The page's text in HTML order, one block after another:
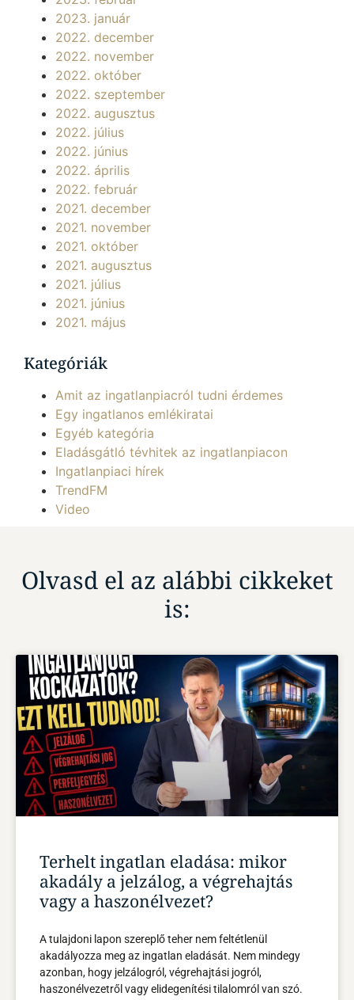
2023. január
2022. december
2022. november
2022. október
2022. szeptember
2022. augusztus
2022. július
2022. június
2022. április
2022. február
2021. december
2021. november
2021. október
2021. augusztus
2021. július
2021. június
2021. május
Kategóriák
Amit az ingatlanpiacról tudni érdemes
Egy ingatlanos emlékiratai
Egyéb kategória
Eladásgátló tévhitek az ingatlanpiacon
Ingatlanpiaci hírek
TrendFM
Video
Olvasd el az alábbi cikkeket
is:
Terhelt ingatlan eladása: mikor
akadály a jelzálog, a végrehajtás
vagy a haszonélvezet?
A tulajdoni lapon szereplő teher nem feltétlenül
akadályozza meg az ingatlan eladását. Nem mindegy
azonban, hogy jelzálogról, végrehajtási jogról,
haszonélvezetről vagy elidegenítési tilalomról van szó.